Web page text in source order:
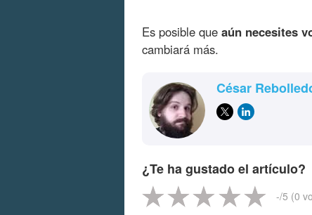
Es posible que aún necesites
cambiará más.
César
¿Te ha gustado el artículo?
-/5 (0